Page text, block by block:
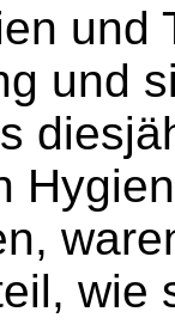
und
und
wie